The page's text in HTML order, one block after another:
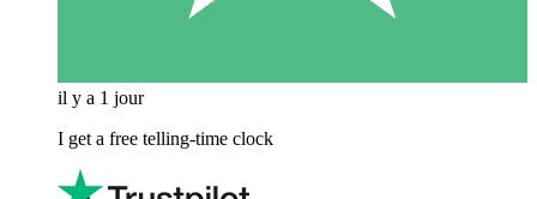
il y a 1 jour
I get a free telling-time clock